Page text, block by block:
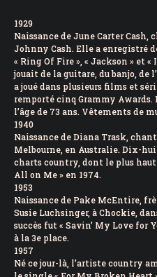
1929
Naissance de June Carter Cash,
Johnny Cash. Elle a enregistré
« Ring Of Fire », « Jackson » et
jouait de la guitare, du banjo, de
a joué dans plusieurs films et
remporté cinq Grammy Awards.
l’âge de 73 ans. Vêtements de
1940
Naissance de Diana Trask,
Melbourne, en Australie. Dix-
charts country, dont le plus
All on Me » en 1974.
1953
Naissance de Pake McEntire,
Susie Luchsinger, à Chockie,
succès fut « Savin’ My Love for
à la 3e place.
1957
Né ce jour-là, l’artiste country